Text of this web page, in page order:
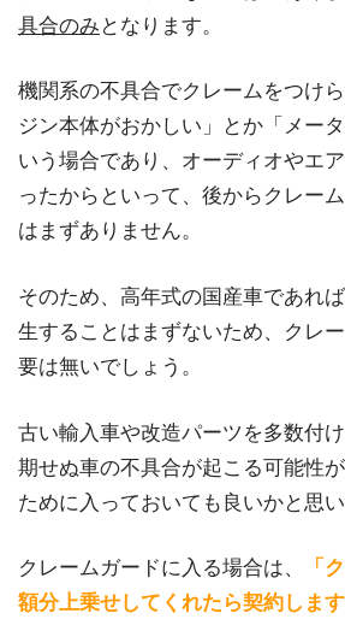
具合のみ となります。
機関系の不具合でクレームをつけ
ジン本体がおかしい」とか「メー
いう場合であり、オーディオやエ
ったからといって、後からクレー
はまずありません。
そのため、高年式の国産車であれ
生することはまずないため、クレ
要は無いでしょう。
古い輸入車や改造パーツを多数付
期せぬ車の不具合が起こる可能性
ために入っておいても良いかと思い
クレームガードに入る場合は、
「
額分上乗せしてくれたら契約しま